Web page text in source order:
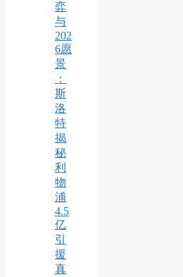
弈
与
202
6愿
景
：
斯
洛
特
揭
秘
利
物
浦
4.5
亿
引
援
真